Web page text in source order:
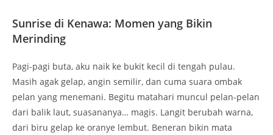
dari biru gelap ke oranye lembut. Beneran bikin mata
berkaca-kaca.
Aku duduk lama di puncak itu. Nggak ada sinyal, nggak ada
gangguan. Hanya aku, alam, dan rasa tenang yang jarang
banget bisa dirasain di kota. Sungguh, Kenawa ngajarin aku
untuk pelan-pelan menikmati hidup.